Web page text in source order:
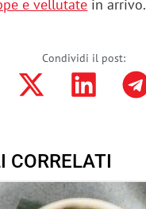
e vellutate in arrivo.
Condividi il post:
CORRELATI